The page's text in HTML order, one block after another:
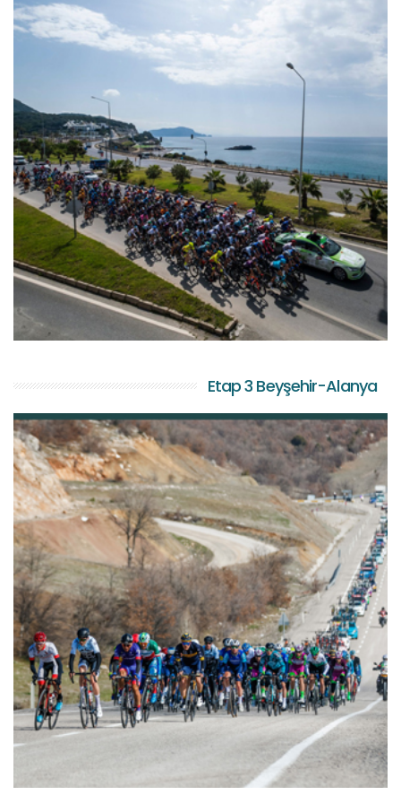
Etap 3 Beyşehir-Alanya